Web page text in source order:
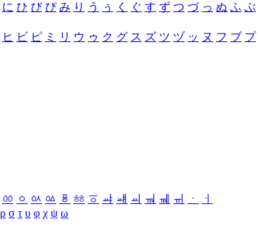
に ひ び ぴ み り う ぅ く ぐ す ず つ づ っ ぬ ふ ぶ
ヒ ビ ピ ミ リ ウ ゥ ク グ ス ズ ツ ヅ ッ ヌ フ ブ プ
ㆀ ㆁ ㆂ ㆃ ㆄ ㆅ ㆆ ㆇ ㆈ ㆉ ㆊ ㆋ ㆌ ㆍ
ㆎ
ρ σ τ υ φ χ ψ ω